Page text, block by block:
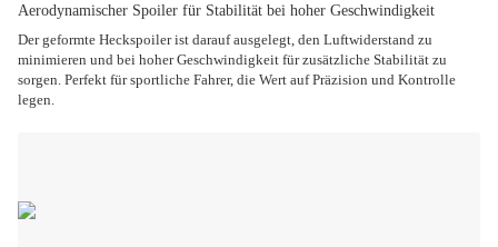
Aerodynamischer Spoiler für Stabilität bei hoher Geschwindigkeit
Der geformte Heckspoiler ist darauf ausgelegt, den Luftwiderstand zu
minimieren und bei hoher Geschwindigkeit für zusätzliche Stabilität zu
sorgen. Perfekt für sportliche Fahrer, die Wert auf Präzision und Kontrolle
legen.